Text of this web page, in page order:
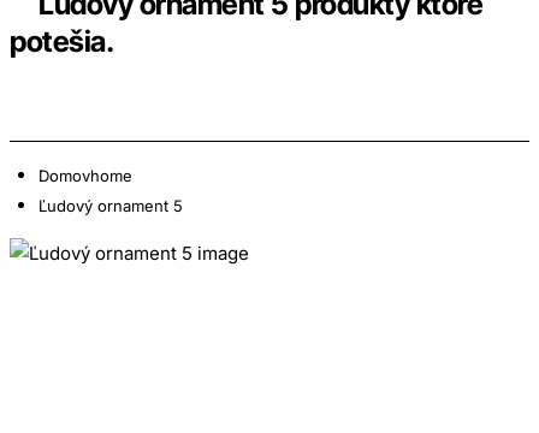
potešia.
Domovhome
Ľudový ornament 5